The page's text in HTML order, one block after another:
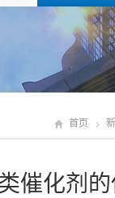
首页
催化剂